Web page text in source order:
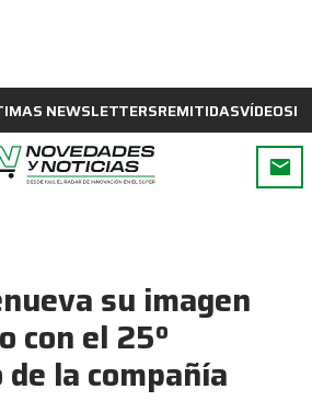
NEWSLETTERSREMITIDASVÍDEOS
su imagen
con el 25º
la compañía